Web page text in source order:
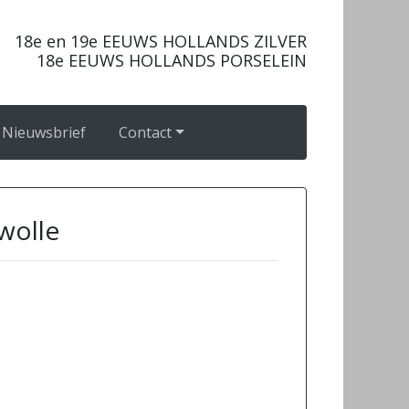
18e en 19e EEUWS HOLLANDS ZILVER
18e EEUWS HOLLANDS PORSELEIN
Nieuwsbrief Contact